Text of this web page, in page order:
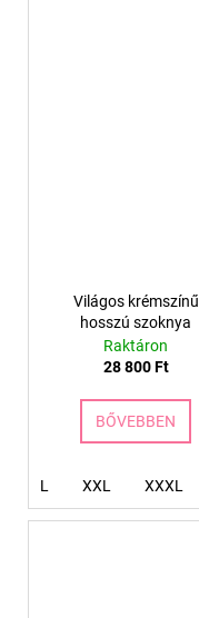
Világos krémszínű
hosszú szoknya
Raktáron
28 800 Ft
BŐVEBBEN
L XXL XXXL